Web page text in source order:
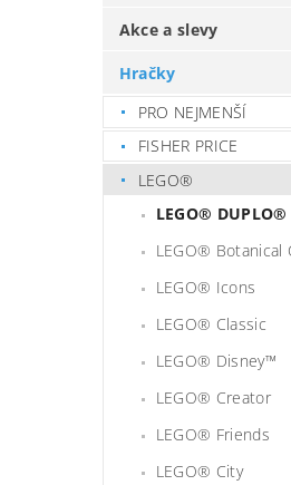
Akce a slevy
Hračky
PRO NEJMENŠÍ
FISHER PRICE
LEGO®
LEGO® DUPLO®
LEGO® Botanical
LEGO® Icons
LEGO® Classic
LEGO® Disney™
LEGO® Creator
LEGO® Friends
LEGO® City